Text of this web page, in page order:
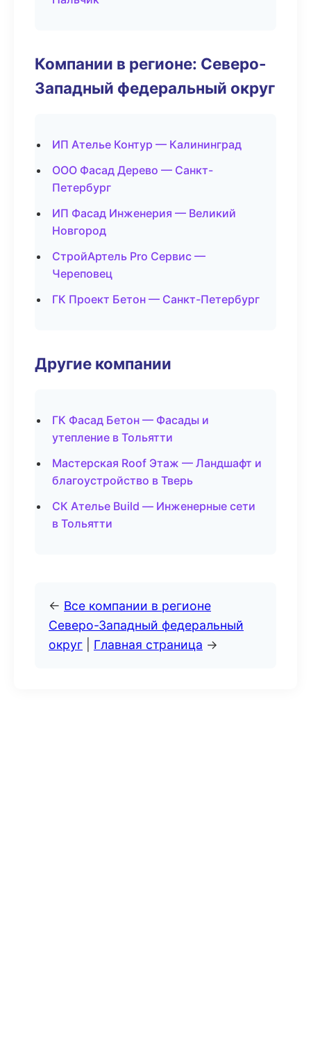
Компании в регионе: Северо-
Западный федеральный округ
ИП Ателье Контур — Калининград
ООО Фасад Дерево — Санкт-
Петербург
ИП Фасад Инженерия — Великий
Новгород
СтройАртель Pro Сервис —
Череповец
ГК Проект Бетон — Санкт-Петербург
Другие компании
ГК Фасад Бетон — Фасады и
утепление в Тольятти
Мастерская Roof Этаж — Ландшафт и
благоустройство в Тверь
СК Ателье Build — Инженерные сети
в Тольятти
← Все компании в регионе
Северо-Западный федеральный
округ
Главная страница →